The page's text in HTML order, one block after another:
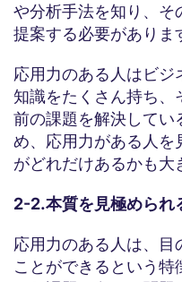
や分析手法を知り、そ
提案する必要がありま
応用力のある人はビジ
知識をたくさん持ち、
前の課題を解決してい
め、応用力がある人を
がどれだけあるかも大
2-2.本質を見極められ
応用力のある人は、目
ことができるという